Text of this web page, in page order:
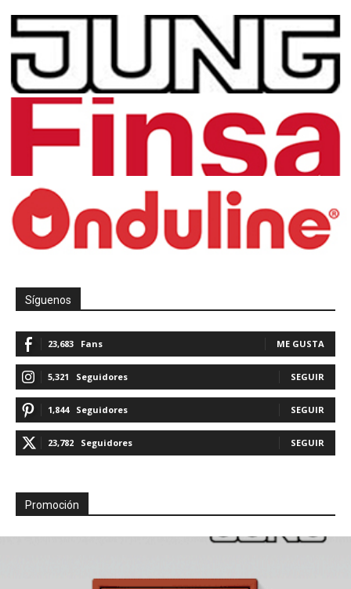
Síguenos
23,683 Fans ME GUSTA
5,321 Seguidores SEGUIR
1,844 Seguidores SEGUIR
23,782 Seguidores SEGUIR
Promoción